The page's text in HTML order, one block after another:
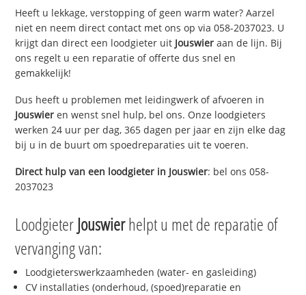
Heeft u lekkage, verstopping of geen warm water? Aarzel
niet en neem direct contact met ons op via 058-2037023. U
krijgt dan direct een loodgieter uit Jouswier aan de lijn. Bij
ons regelt u een reparatie of offerte dus snel en
gemakkelijk!
Dus heeft u problemen met leidingwerk of afvoeren in
Jouswier en wenst snel hulp, bel ons. Onze loodgieters
werken 24 uur per dag, 365 dagen per jaar en zijn elke dag
bij u in de buurt om spoedreparaties uit te voeren.
Direct hulp van een loodgieter in Jouswier: bel ons 058-
2037023
LoodgieterJouswierhelpt u met de reparatie of
vervanging van:
Loodgieterswerkzaamheden (water- en gasleiding)
CV installaties (onderhoud, (spoed)reparatie en